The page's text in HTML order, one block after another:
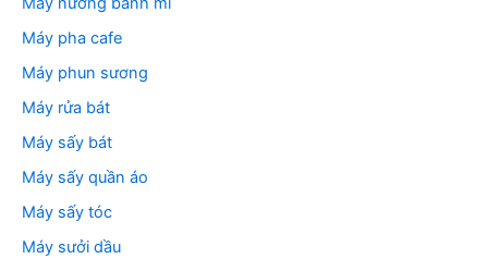
Máy pha cafe
Máy phun sương
Máy rửa bát
Máy sấy bát
Máy sấy quần áo
Máy sấy tóc
Máy sưởi dầu